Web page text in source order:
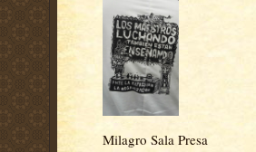
Milagro Sala Presa